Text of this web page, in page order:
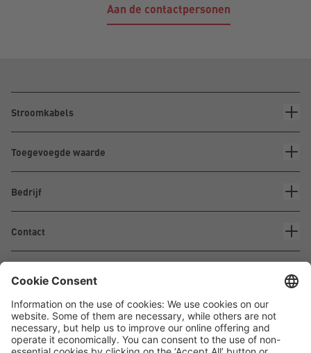
Aan de contactpersonen
Stroomkabels
Toegevoegde waarde
Bedrijf
Contact
Waskönig+Walter
Kabel-Werk GmbH u. Co. KG